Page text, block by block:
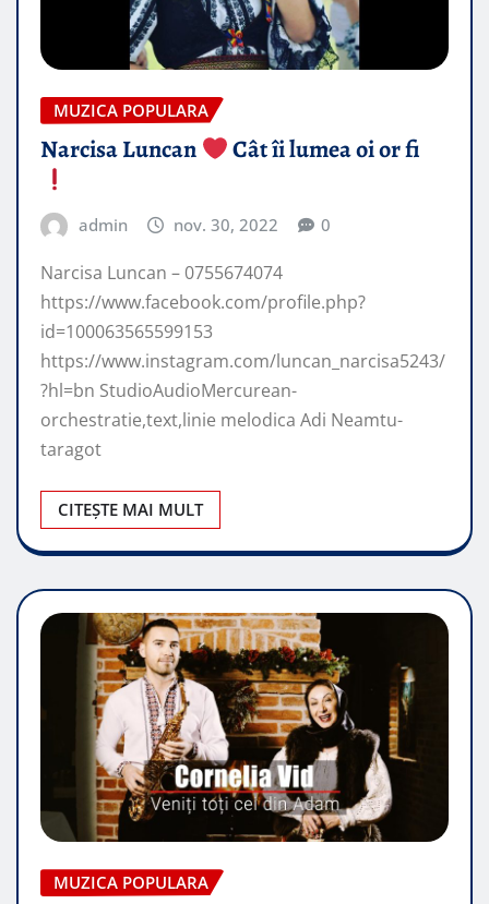
MUZICA POPULARA
Narcisa Luncan Cât îi lumea oi or fi
admin nov. 30, 2022 0
Narcisa Luncan – 0755674074
https://www.facebook.com/profile.php?
id=100063565599153
https://www.instagram.com/luncan_narcisa5243/
?hl=bn StudioAudioMercurean-
orchestratie,text,linie melodica Adi Neamtu-
taragot
CITEȘTE MAI MULT
MUZICA POPULARA